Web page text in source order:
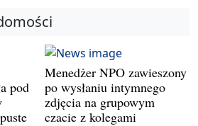
pod
Menedżer NPO zawieszony
po wysłaniu intymnego
zdjęcia na grupowym
czacie z kolegami